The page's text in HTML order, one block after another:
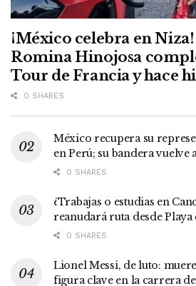
¡México celebra en Niza!
Romina Hinojosa
Tour de Francia y hace
0 SHARES
México recupera su
en Perú; su bandera vuelve
0 SHARES
¿Trabajas o estudias en
reanudará ruta desde
0 SHARES
Lionel Messi, de luto:
figura clave en la carrera